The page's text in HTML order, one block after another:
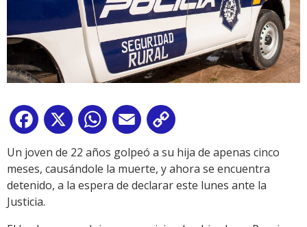
Facebook
X WhatsApp
Email
Link
Un joven de 22 años golpeó a su hija de apenas cinco
meses, causándole la muerte, y ahora se encuentra
detenido, a la espera de declarar este lunes ante la
Justicia.